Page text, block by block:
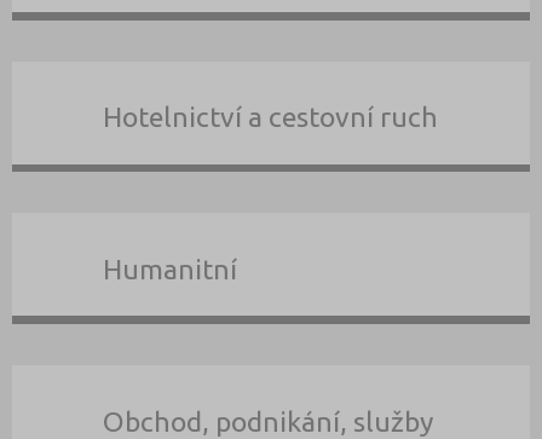
Hotelnictví a cestovní ruch
Humanitní
Obchod, podnikání, služby